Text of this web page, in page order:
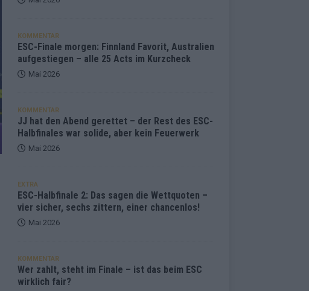
KOMMENTAR
ESC-Finale morgen: Finnland Favorit, Australien
aufgestiegen – alle 25 Acts im Kurzcheck
Mai 2026
KOMMENTAR
JJ hat den Abend gerettet – der Rest des ESC-
Halbfinales war solide, aber kein Feuerwerk
Mai 2026
EXTRA
ESC-Halbfinale 2: Das sagen die Wettquoten –
vier sicher, sechs zittern, einer chancenlos!
Mai 2026
KOMMENTAR
Wer zahlt, steht im Finale – ist das beim ESC
wirklich fair?